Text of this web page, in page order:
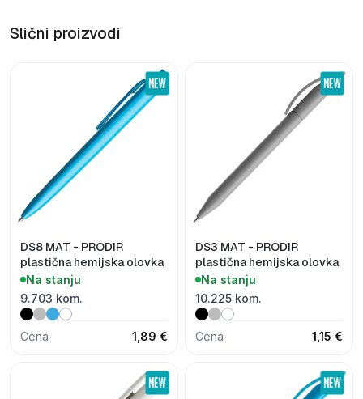
Slični proizvodi
DS8 MAT - PRODIR
plastična hemijska olovka
Na stanju
9.703 kom.
Cena 1,89 €
DS3 MAT - PRODIR
plastična hemijska olovka
Na stanju
10.225 kom.
Cena 1,15 €